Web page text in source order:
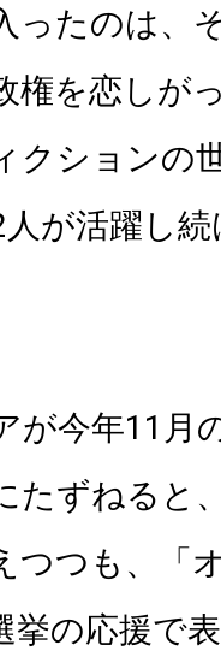
ったのは、
権を恋しが
クションの
が活躍し
が今年11月
たずねると
つつも、「
挙の応援で